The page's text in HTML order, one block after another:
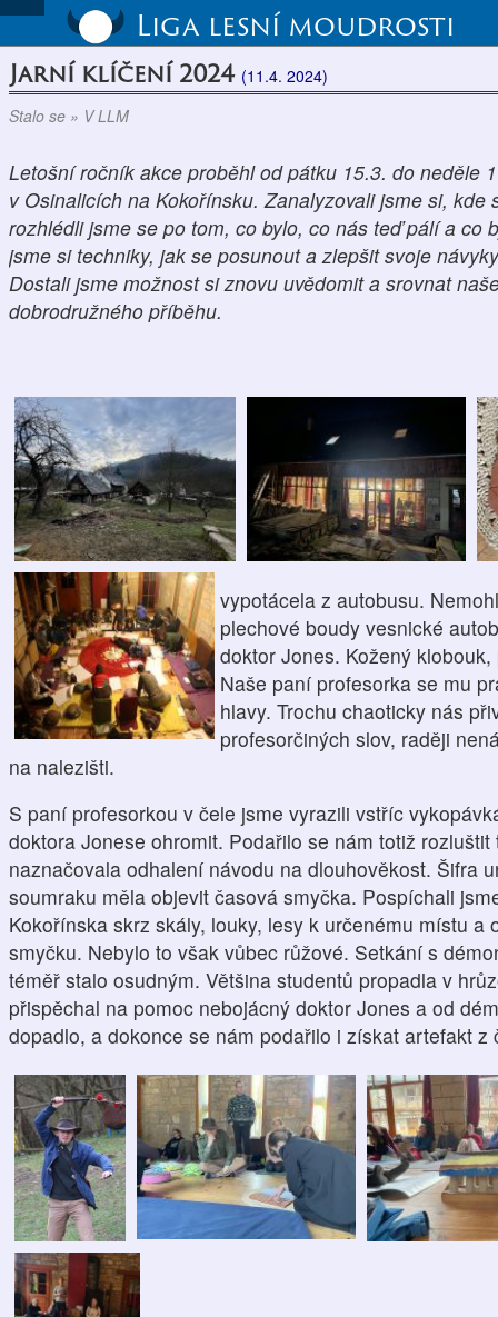
Liga lesní moudrosti
Jarní klíčení 2024 (11.4. 2024)
Stalo se » V LLM
Letošní ročník akce proběhl od pátku 15.3. do neděle
v Osinalicích na Kokořínsku. Zanalyzovali jsme si, kde
rozhlédli jsme se po tom, co bylo, co nás teď pálí a co
jsme si techniky, jak se posunout a zlepšit svoje
Dostali jsme možnost si znovu uvědomit a srovnat
dobrodružného příběhu.
vypotácela z autobusu.
plechové boudy vesnické
doktor Jones. Kožený
Naše paní profesorka se mu
hlavy. Trochu chaoticky nás
profesorčiných slov, raději
na nalezišti.
S paní profesorkou v čele jsme vyrazili vstříc
doktora Jonese ohromit. Podařilo se nám totiž rozluštit
naznačovala odhalení návodu na dlouhověkost. Šifra
soumraku měla objevit časová smyčka. Pospíchali
Kokořínska skrz skály, louky, lesy k určenému místu a
smyčku. Nebylo to však vůbec růžové. Setkání s
téměř stalo osudným. Většina studentů propadla v
přispěchal na pomoc nebojácný doktor Jones a od
dopadlo, a dokonce se nám podařilo i získat artefakt